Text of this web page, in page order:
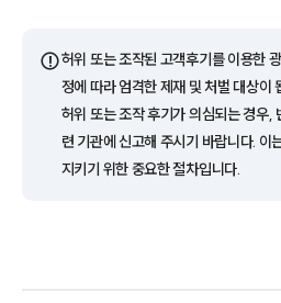
⚠️허위 또는 조작된 고객후기를 이용한
정에 따라 엄격한 제재 및 처벌 대상이
허위 또는 조작 후기가 의심되는 경우,
련 기관에 신고해 주시기 바랍니다. 이
지키기 위한 중요한 절차입니다.